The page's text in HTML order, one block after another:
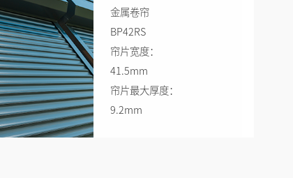
金属卷帘
BP42RS
帘片宽度：
41.5mm
帘片最大厚度：
9.2mm